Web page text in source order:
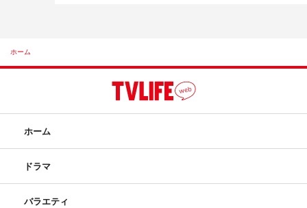
ホーム
ホーム
ドラマ
バラエティ